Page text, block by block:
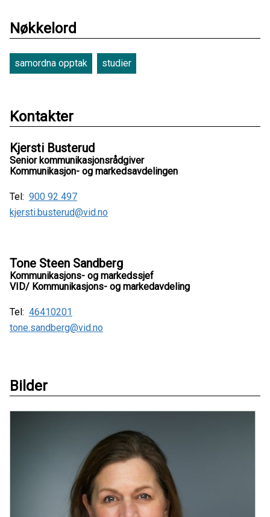
Nøkkelord
samordna opptak studier
Kontakter
Kjersti Busterud
Senior kommunikasjonsrådgiver
Kommunikasjon- og markedsavdelingen
Tel: 900 92 497
kjersti.busterud@vid.no
Tone Steen Sandberg
Kommunikasjons- og markedssjef
VID/ Kommunikasjons- og markedavdeling
Tel: 46410201
tone.sandberg@vid.no
Bilder